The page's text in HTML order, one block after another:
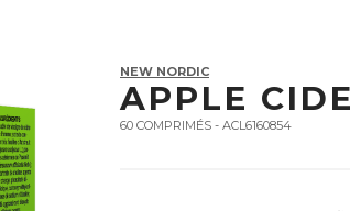
NEW NORDIC
APPLE
60 COMPRIMÉS - ACL6160854